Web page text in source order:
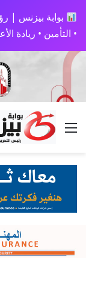
بوابة بيزنس |
• التأمين • ريادة
القائمة